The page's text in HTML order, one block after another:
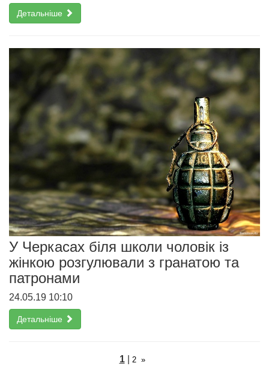
Детальніше
У Черкасах біля школи чоловік із
жінкою розгулювали з гранатою та
патронами
24.05.19 10:10
Детальніше
1| 2 »